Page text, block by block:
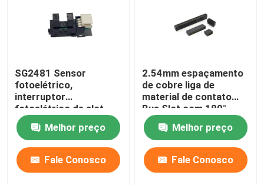
SG2481 Sensor
fotoelétrico,
interruptor
fotoelétrico de slot,
inductor fotoelétrico
oposto, interruptor de
indução infravermelho
Melhor preço
Fale Conosco
2.54mm espaçamento
de cobre liga de
material de contato
Bus Slot com 180°
Bend Foot ouro Finger
SocketMelhor preço
Fale Conosco